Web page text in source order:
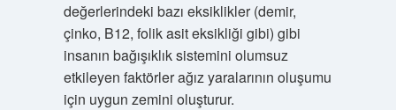
değerlerindeki bazı eksiklikler (demir,
çinko, B12, folik asit eksikliği gibi) gibi
insanın bağışıklık sistemini olumsuz
etkileyen faktörler ağız yaralarının oluşumu
için uygun zemini oluşturur.